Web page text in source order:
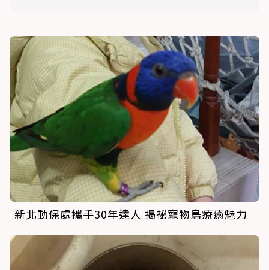
新北動保處攜手30年達人 揭祕寵物鳥療癒魅力